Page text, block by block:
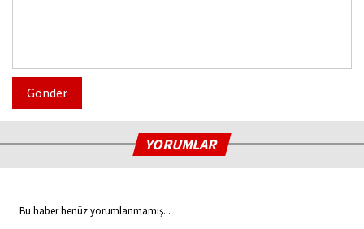
Gönder
YORUMLAR
Bu haber henüz yorumlanmamış...